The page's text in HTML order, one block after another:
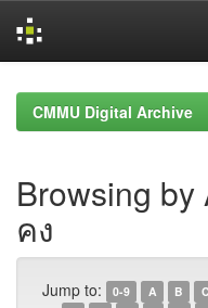
navigationCMMU Digital Archive
Browsing
คง
Jump to: 0-9 A B C